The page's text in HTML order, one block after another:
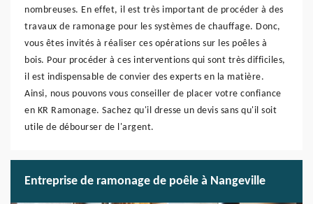
nombreuses. En effet, il est très important de procéder à des
travaux de ramonage pour les systèmes de chauffage. Donc,
vous êtes invités à réaliser ces opérations sur les poêles à
bois. Pour procéder à ces interventions qui sont très difficiles,
il est indispensable de convier des experts en la matière.
Ainsi, nous pouvons vous conseiller de placer votre confiance
en KR Ramonage. Sachez qu'il dresse un devis sans qu'il soit
utile de débourser de l'argent.
Entreprise de ramonage de poêle à Nangeville